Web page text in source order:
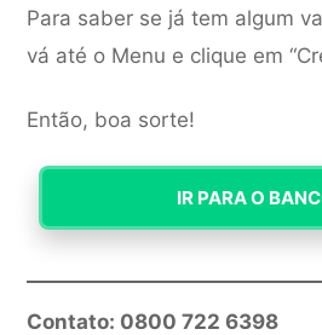
Para saber se já tem algum
vá até o Menu e clique em
Então, boa sorte!
IR PARA O
Contato: 0800 722 6398